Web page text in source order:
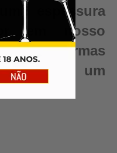
espessura
em nosso
reformas
para um